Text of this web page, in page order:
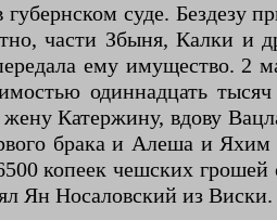
суде. Бездезу
части Збыня, Калки и
ему имущество. 2
одиннадцать
Катержину, вдову
брака и Алеша и Яхим
копеек чешских
Ян Носаловский из Виски.